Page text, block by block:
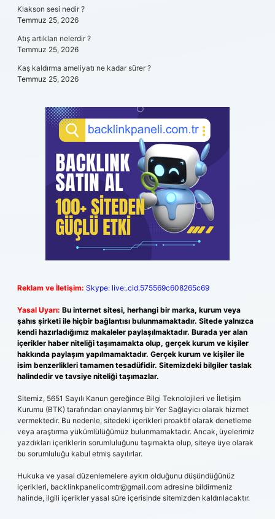
Klakson sesi nedir ?
Temmuz 25, 2026
Atış artıkları nelerdir ?
Temmuz 25, 2026
Kaş kaldırma ameliyatı ne kadar sürer ?
Temmuz 25, 2026
Reklam ve İletişim: Skype: live:.cid.575569c608265c69
Yasal Uyarı: Bu internet sitesi, herhangi bir marka, kurum veya
şahıs şirketi ile hiçbir bağlantısı bulunmamaktadır. Sitede yalnızca
kendi hazırladığımız makaleler paylaşılmaktadır. Burada yer alan
içerikler haber niteliği taşımamakta olup, gerçek kurum ve kişiler
hakkında paylaşım yapılmamaktadır. Gerçek kurum ve kişiler ile
isim benzerlikleri tamamen tesadüfidir. Sitemizdeki bilgiler taslak
halindedir ve tavsiye niteliği taşımazlar.
Sitemiz, 5651 Sayılı Kanun gereğince Bilgi Teknolojileri ve İletişim
Kurumu (BTK) tarafından onaylanmış bir Yer Sağlayıcı olarak hizmet
vermektedir. Bu nedenle, sitedeki içerikleri proaktif olarak denetleme
veya araştırma yükümlülüğümüz bulunmamaktadır. Ancak, üyelerimiz
yazdıkları içeriklerin sorumluluğunu taşımakta olup, siteye üye olarak
bu sorumluluğu kabul etmiş sayılırlar.
Hukuka ve yasal düzenlemelere aykırı olduğunu düşündüğünüz
içerikleri, backlinkpanelicomtr@gmail.com adresine bildirmeniz
halinde, ilgili içerikler yasal süre içerisinde sitemizden kaldırılacaktır.